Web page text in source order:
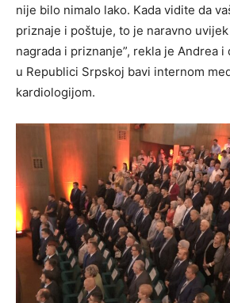
nije bilo nimalo lako. Kada vidite da
priznaje i poštuje, to je naravno
nagrada i priznanje”, rekla je Andrea i
u Republici Srpskoj bavi internom
kardiologijom.